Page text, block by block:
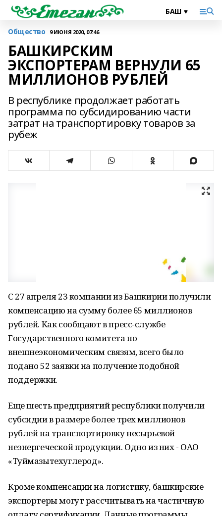
Общество 9 ИЮНЯ 2020, 07:46
БАШКИРСКИМ
ЭКСПОРТЕРАМ ВЕРНУЛИ 65
МИЛЛИОНОВ РУБЛЕЙ
В республике продолжает работать
программа по субсидированию части
затрат на транспортировку товаров за
рубеж
С 27 апреля 23 компании из Башкирии получили
компенсацию на сумму более 65 миллионов
рублей. Как сообщают в пресс-службе
Государственного комитета по
внешнеэкономическим связям, всего было
подано 52 заявки на получение подобной
поддержки.
Еще шесть предприятий республики получили
субсидии в размере более трех миллионов
рублей на транспортировку несырьевой
неэнергеческой продукции. Одно из них - ОАО
«Туймазытехуглерод».
Кроме компенсации на логистику, башкирские
экспортеры могут рассчитывать на частичную